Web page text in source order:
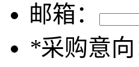
邮箱：
*采购意向